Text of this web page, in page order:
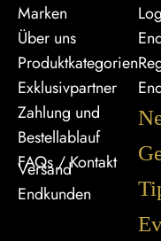
Marken
Über uns
Produktkategorien
Exklusivpartner
Zahlung und
Bestellablauf
FAQs / Kontakt
Versand
Endkunden